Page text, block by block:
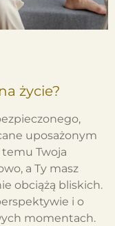
życie?
uposażonym
temu Twoja
a Ty masz
obciążą bliskich.
i o
momentach.